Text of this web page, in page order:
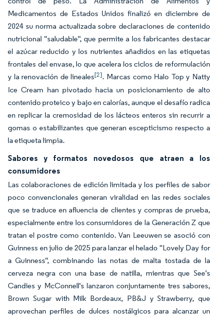
Medicamentos de Estados Unidos finalizó en diciembre de
2024 su norma actualizada sobre declaraciones de contenido
nutricional "saludable", que permite a los fabricantes destacar
el azúcar reducido y los nutrientes añadidos en las etiquetas
frontales del envase, lo que acelera los ciclos de reformulación
y la renovación de lineales[2]. Marcas como Halo Top y Natty
Ice Cream han pivotado hacia un posicionamiento de alto
contenido proteico y bajo en calorías, aunque el desafío radica
en replicar la cremosidad de los lácteos enteros sin recurrir a
gomas o estabilizantes que generan escepticismo respecto a
la etiqueta limpia.
Sabores y formatos novedosos que atraen a los
consumidores
Las colaboraciones de edición limitada y los perfiles de sabor
poco convencionales generan viralidad en las redes sociales
que se traduce en afluencia de clientes y compras de prueba,
especialmente entre los consumidores de la Generación Z que
tratan el postre como contenido. Van Leeuwen se asoció con
Guinness en julio de 2025 para lanzar el helado "Lovely Day for
a Guinness", combinando las notas de malta tostada de la
cerveza negra con una base de natilla, mientras que See's
Candies y McConnell's lanzaron conjuntamente tres sabores,
Brown Sugar with Milk Bordeaux, PB&J y Strawberry, que
aprovechan perfiles de dulces nostálgicos para alcanzar un